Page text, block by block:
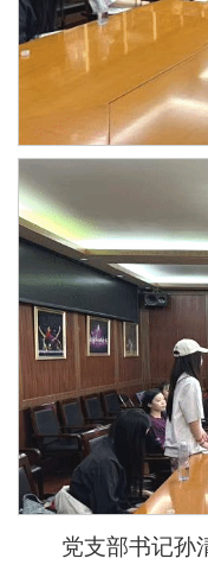
党支部书记孙